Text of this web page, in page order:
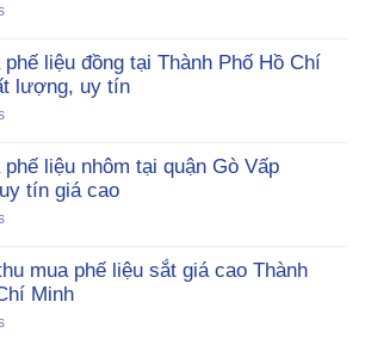
phế liệu đồng tại Thành Phố Hồ Chí
lượng, uy tín
phế liệu nhôm tại quận Gò Vấp
tín giá cao
mua phế liệu sắt giá cao Thành
Minh